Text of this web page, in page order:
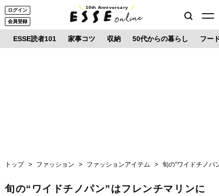
ログイン
会員登録
10th Anniversary
ESSE読者101 家事コツ 収納 50代からの暮らし フー
トップ ファッション ファッションアイテム 旬の“ワイドチノパ
旬の“ワイドチノパン”はフレンチマリンに